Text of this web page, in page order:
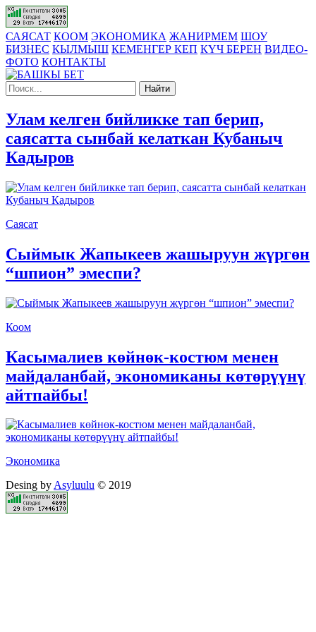
САЯСАТ КООМ ЭКОНОМИКА ЖАНИРМЕМ ШОУ
БИЗНЕС КЫЛМЫШ КЕМЕНГЕР КЕП КҮЧ БЕРЕН ВИДЕО-
ФОТО КОНТАКТЫ
Найти
Улам келген бийликке тап берип,
саясатта сынбай келаткан Кубаныч
Кадыров
Саясат
Сыймык Жапыкеев жашыруун жүргөн
“шпион” эмеспи?
Коом
Касымалиев көйнөк-костюм менен
майдаланбай, экономиканы көтөрүүнү
айтпайбы!
Экономика
Desing byAsyluulu © 2019